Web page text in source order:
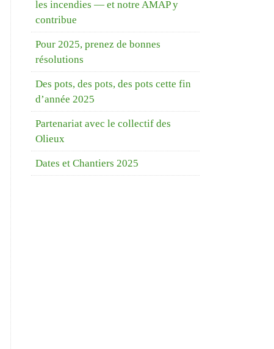
les incendies — et notre AMAP y
contribue
Pour 2025, prenez de bonnes
résolutions
Des pots, des pots, des pots cette fin
d’année 2025
Partenariat avec le collectif des
Olieux
Dates et Chantiers 2025